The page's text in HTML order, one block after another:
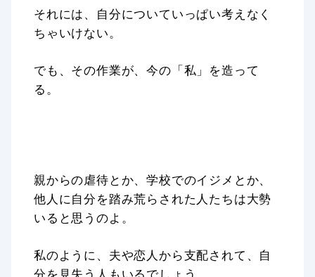
それには、自分についていっぱい考えなく
ちゃいけない。
でも、その作業が、今の「私」を造って
る。
親からの虐待とか、学校でのイジメとか、
他人に自分を踏み荒らされた人たちは大勢
いると思うのよ。
私のように、夫や恋人から支配されて、自
分を見失う人もいるでしょう。